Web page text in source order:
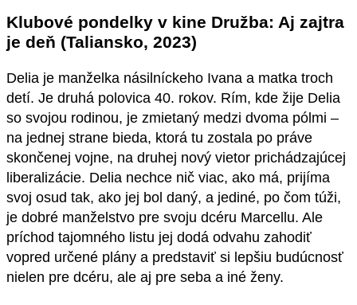
Klubové pondelky v kine Družba: Aj zajtra
je deň (Taliansko, 2023)
Delia je manželka násilníckeho Ivana a matka troch
detí. Je druhá polovica 40. rokov. Rím, kde žije Delia
so svojou rodinou, je zmietaný medzi dvoma pólmi –
na jednej strane bieda, ktorá tu zostala po práve
skončenej vojne, na druhej nový vietor prichádzajúcej
liberalizácie. Delia nechce nič viac, ako má, prijíma
svoj osud tak, ako jej bol daný, a jediné, po čom túži,
je dobré manželstvo pre svoju dcéru Marcellu. Ale
príchod tajomného listu jej dodá odvahu zahodiť
vopred určené plány a predstaviť si lepšiu budúcnosť
nielen pre dcéru, ale aj pre seba a iné ženy.